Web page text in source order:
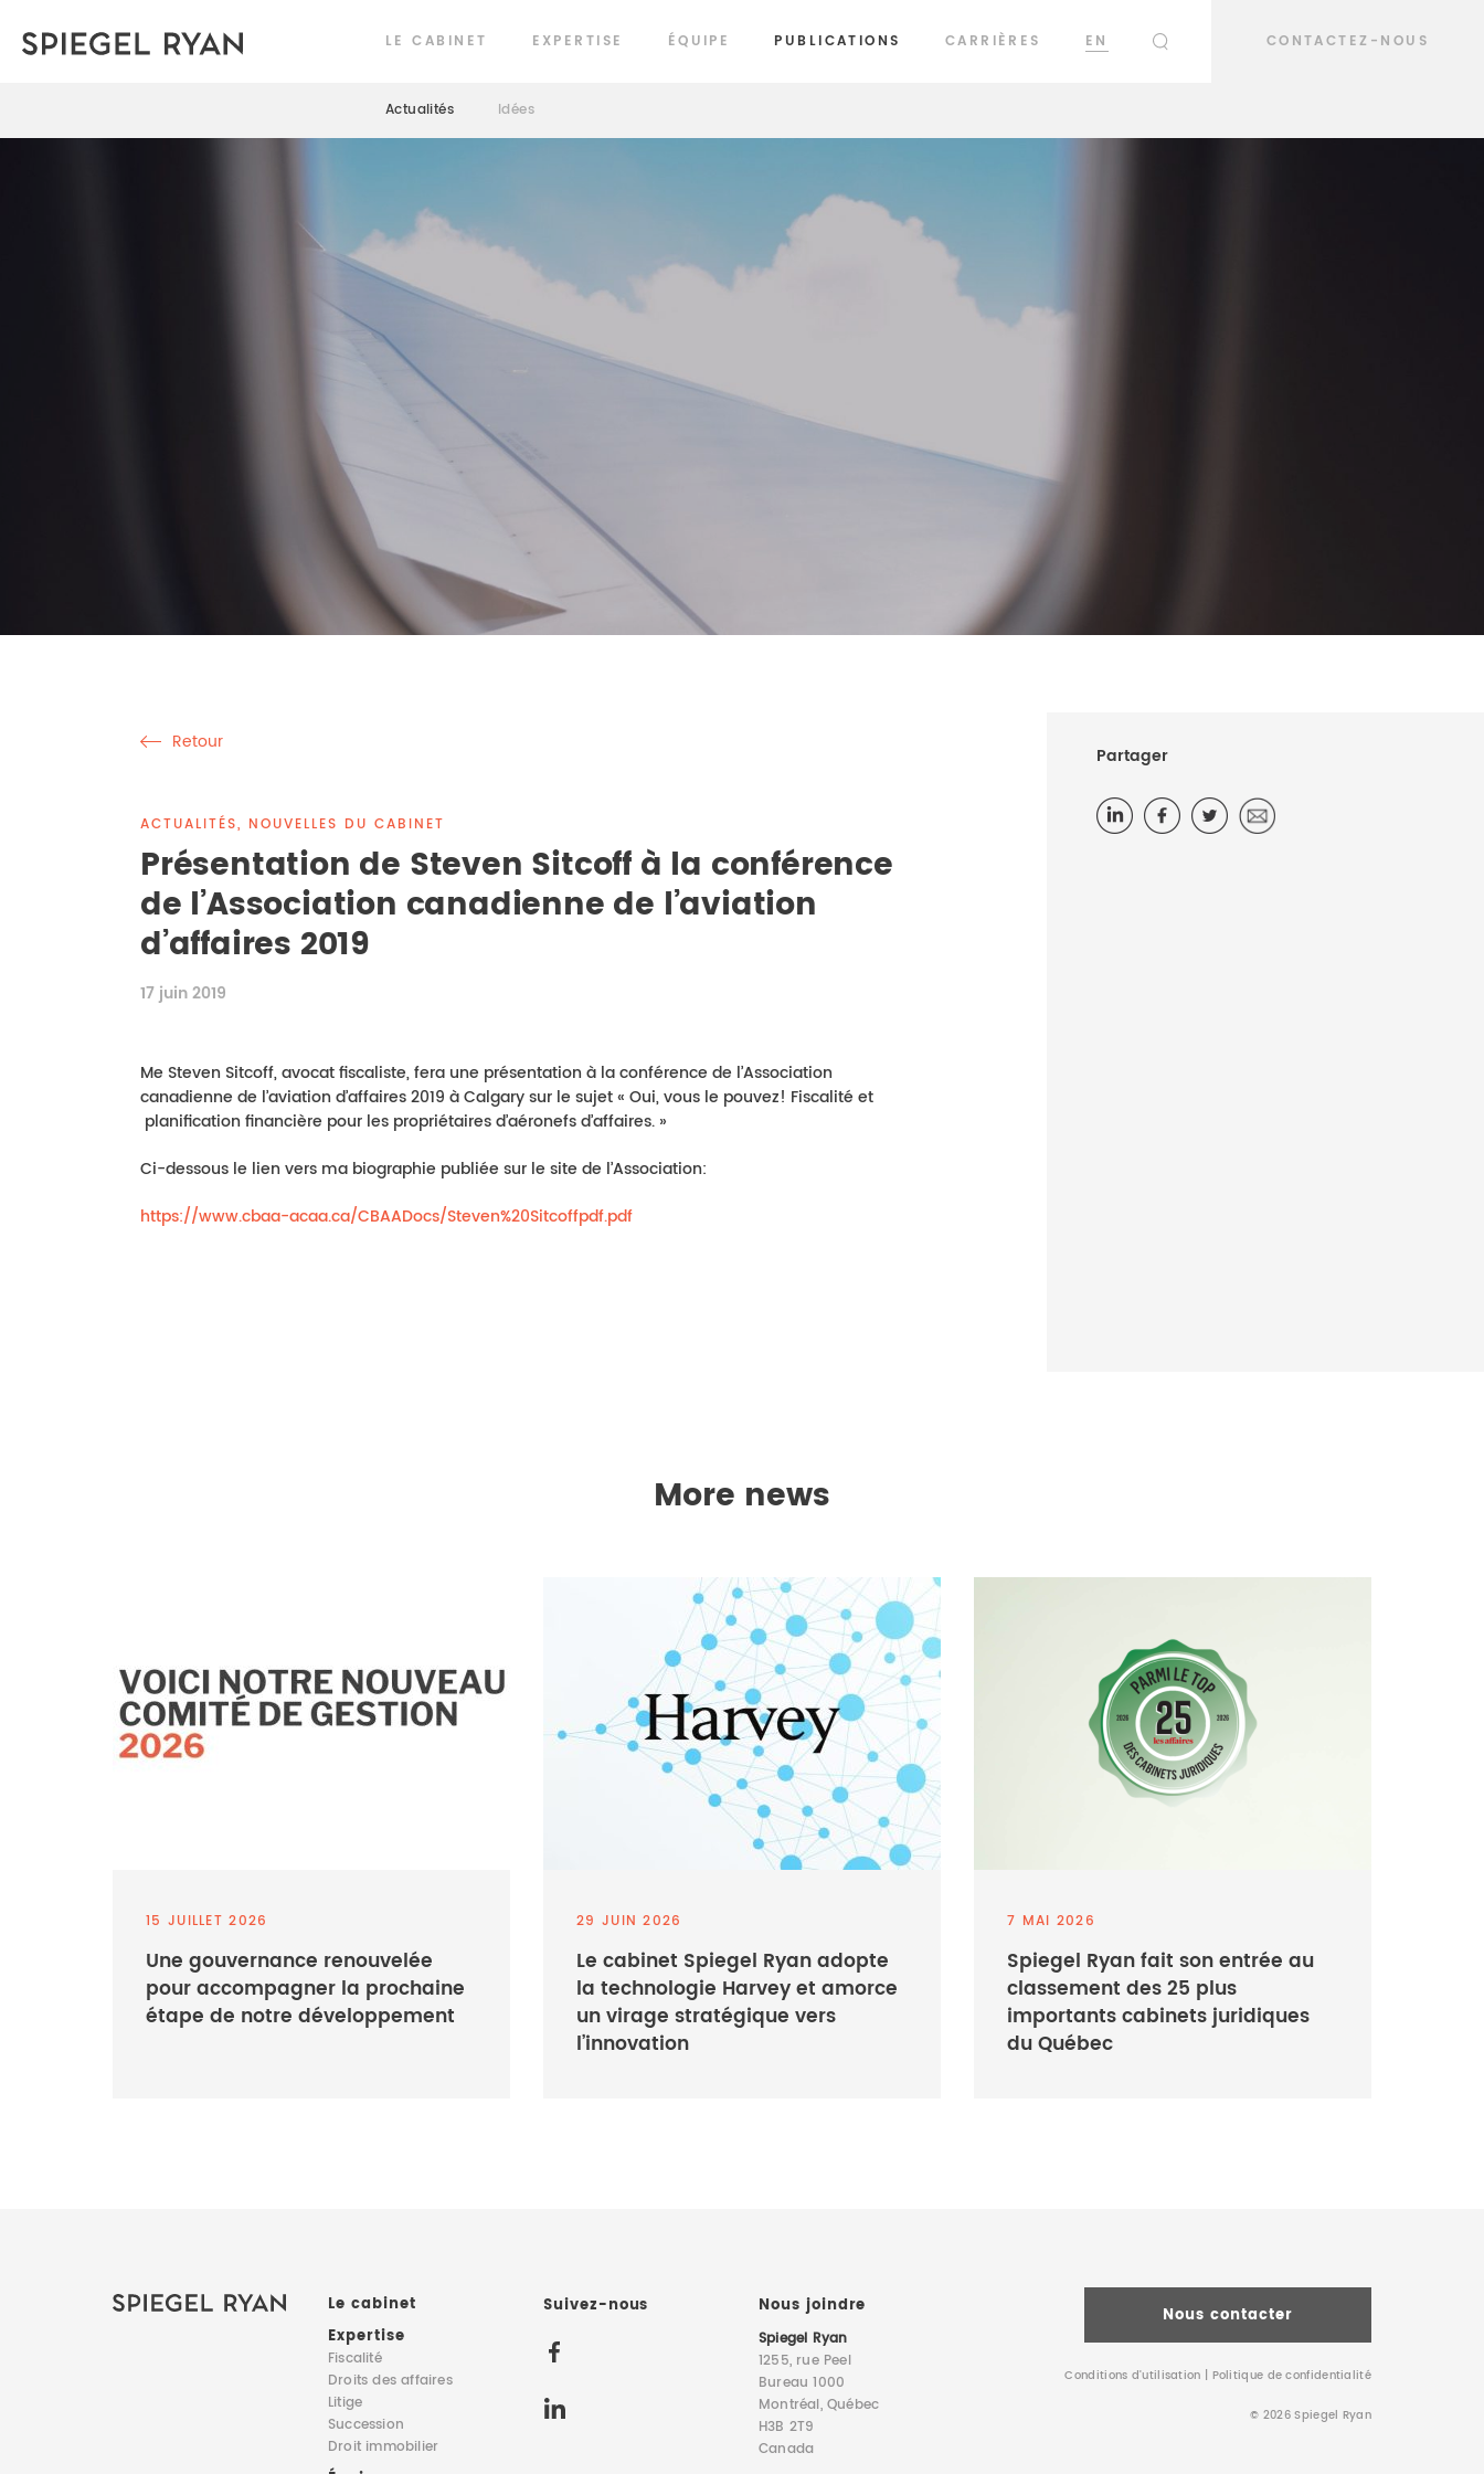
LE CABINET EXPERTISE ÉQUIPE PUBLICATIONS CARRIÈRES
EN
CONTACTEZ-NOUS
Actualités Idées
Partager
Retour
ACTUALITÉS, NOUVELLES DU CABINET
Présentation de Steven Sitcoff à la conférence
de l’Association canadienne de l’aviation
d’affaires 2019
17 juin 2019
Me Steven Sitcoff, avocat fiscaliste, fera une présentation à la conférence de l’Association
canadienne de l’aviation d’affaires 2019 à Calgary sur le sujet « Oui, vous le pouvez! Fiscalité et
planification financière pour les propriétaires d’aéronefs d’affaires. »
Ci-dessous le lien vers ma biographie publiée sur le site de l’Association:
https://www.cbaa-acaa.ca/CBAADocs/Steven%20Sitcoffpdf.pdf
More news
15 JUILLET 2026
Une gouvernance renouvelée
pour accompagner la prochaine
étape de notre développement
29 JUIN 2026
Le cabinet Spiegel Ryan adopte
la technologie Harvey et amorce
un virage stratégique vers
l’innovation
7 MAI 2026
Spiegel Ryan fait son entrée au
classement des 25 plus
importants cabinets juridiques
du Québec
Le cabinet
Expertise
Fiscalité
Droits des affaires
Litige
Succession
Droit immobilier
Suivez-nous Nous joindre
Spiegel Ryan
1255, rue Peel
Bureau 1000
Montréal, Québec
H3B 2T9
Canada
Nous contacter
Conditions d’utilisation Politique de confidentialité
© 2026 Spiegel Ryan